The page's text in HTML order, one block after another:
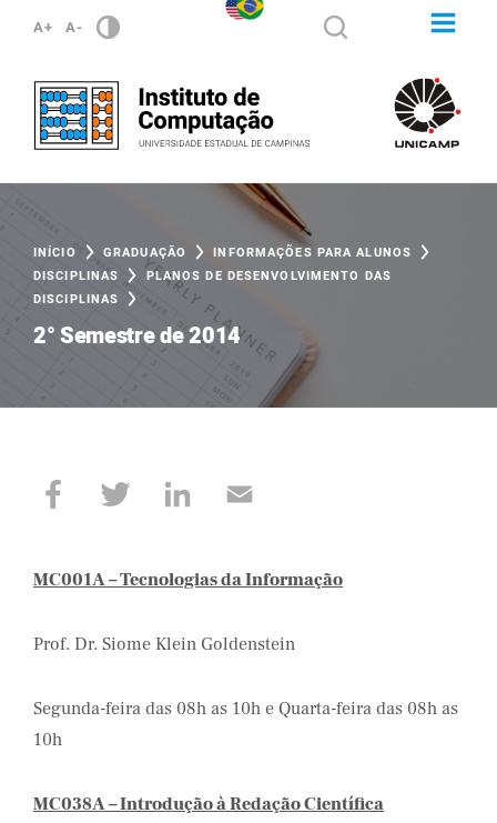
A+ A-
INÍCIO GRADUAÇÃO
INFORMAÇÕES PARA ALUNOS
DISCIPLINAS
PLANOS DE DESENVOLVIMENTO DAS
DISCIPLINAS
2° Semestre de 2014
MC001A – Tecnologias da Informação
Prof. Dr. Siome Klein Goldenstein
Segunda-feira das 08h as 10h e Quarta-feira das 08h as
10h
MC038A – Introdução à Redação Científica